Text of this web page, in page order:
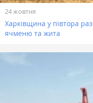
24 жовтня
Харківщина у півтора
ячменю та жита